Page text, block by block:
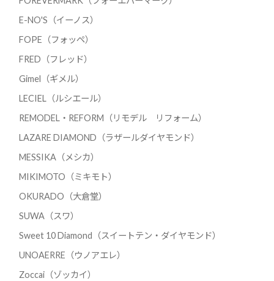
E-NO'S（イーノス）
FOPE（フォッペ）
FRED（フレッド）
Gimel（ギメル）
LECIEL（ルシエール）
REMODEL・REFORM（リモデル リフォーム）
LAZARE DIAMOND（ラザールダイヤモンド）
MESSIKA（メシカ）
MIKIMOTO（ミキモト）
OKURADO（大倉堂）
SUWA（スワ）
Sweet 10 Diamond（スイートテン・ダイヤモンド）
UNOAERRE（ウノアエレ）
Zoccai（ゾッカイ）